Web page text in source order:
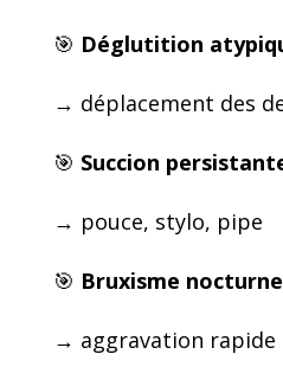
🎯 Déglutition
→ déplacement des
🎯 Succion
→ pouce, stylo, pipe
🎯 Bruxisme nocturne
→ aggravation rapide